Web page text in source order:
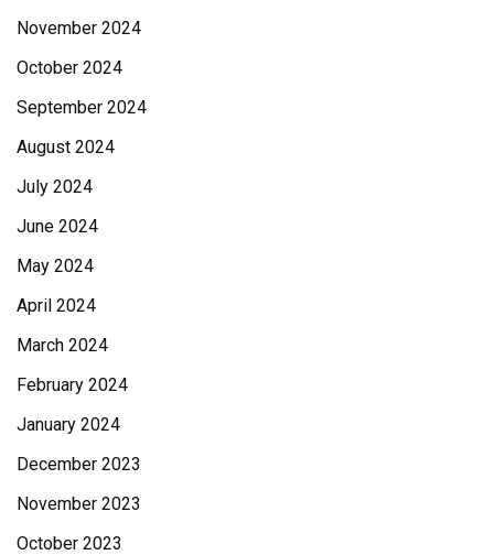
November 2024
October 2024
September 2024
August 2024
July 2024
June 2024
May 2024
April 2024
March 2024
February 2024
January 2024
December 2023
November 2023
October 2023